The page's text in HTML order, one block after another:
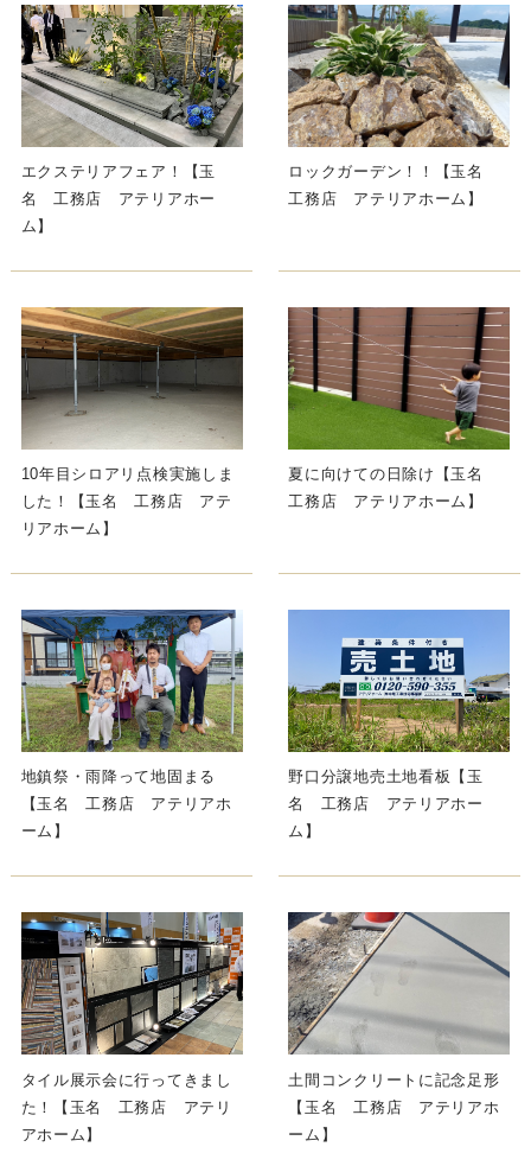
エクステリアフェア！【玉
名 工務店 アテリアホー
ム】
ロックガーデン！！【玉名
工務店 アテリアホーム】
10年目シロアリ点検実施しま
した！【玉名 工務店 アテ
リアホーム】
夏に向けての日除け【玉名
工務店 アテリアホーム】
地鎮祭・雨降って地固まる
【玉名 工務店 アテリアホ
ーム】
野口分譲地売土地看板【玉
名 工務店 アテリアホー
ム】
タイル展示会に行ってきまし
た！【玉名 工務店 アテリ
アホーム】
土間コンクリートに記念足形
【玉名 工務店 アテリアホ
ーム】